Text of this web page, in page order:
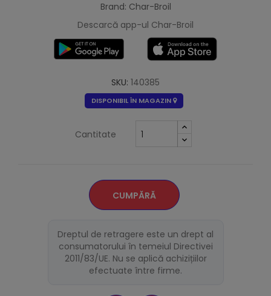
Brand: Char-Broil
Descarcă app-ul Char-Broil
SKU: 140385
DISPONIBIL ÎN MAGAZIN
Cantitate
CUMPĂRĂ
Dreptul de retragere este un drept al
consumatorului în temeiul Directivei
2011/83/UE. Nu se aplică achizițiilor
efectuate între firme.